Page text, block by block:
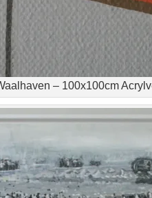
– 100x100cm